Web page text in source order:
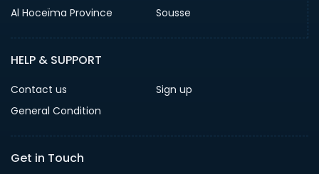
Al Hoceïma Province
Sousse
HELP & SUPPORT
Contact us
Sign up
General Condition
Get in Touch